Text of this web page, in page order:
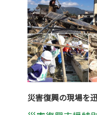
災害復興の現場を